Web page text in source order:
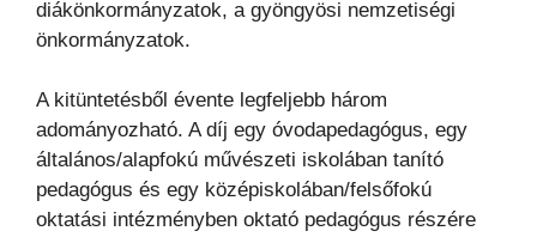
diákönkormányzatok, a gyöngyösi nemzetiségi
önkormányzatok.
A kitüntetésből évente legfeljebb három
adományozható. A díj egy óvodapedagógus, egy
általános/alapfokú művészeti iskolában tanító
pedagógus és egy középiskolában/felsőfokú
oktatási intézményben oktató pedagógus részére